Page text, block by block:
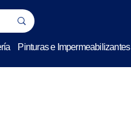
Pinturas e Impermeabilizantes